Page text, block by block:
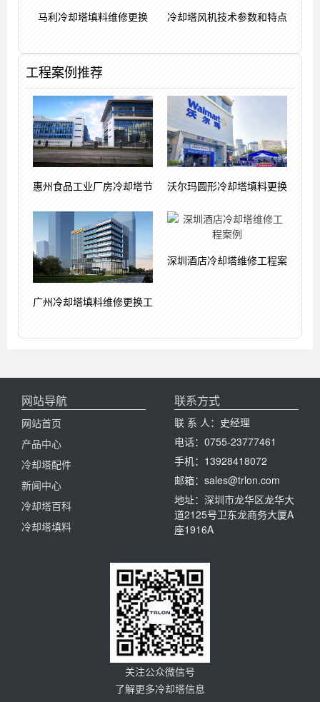
马利冷却塔填料维修更换 冷却塔风机技术参数和特点
工程案例推荐
惠州食品工业厂房冷却塔节 沃尔玛圆形冷却塔填料更换
广州冷却塔填料维修更换工
深圳酒店冷却塔维修工程案
网站导航
网站首页
产品中心
冷却塔配件
新闻中心
冷却塔百科
冷却塔填料
联系方式
联 系 人：史经理
电话：0755-23777461
手机：13928418072
邮箱：sales@trlon.com
地址：深圳市龙华区龙华大
道2125号卫东龙商务大厦A
座1916A
关注公众微信号
了解更多冷却塔信息